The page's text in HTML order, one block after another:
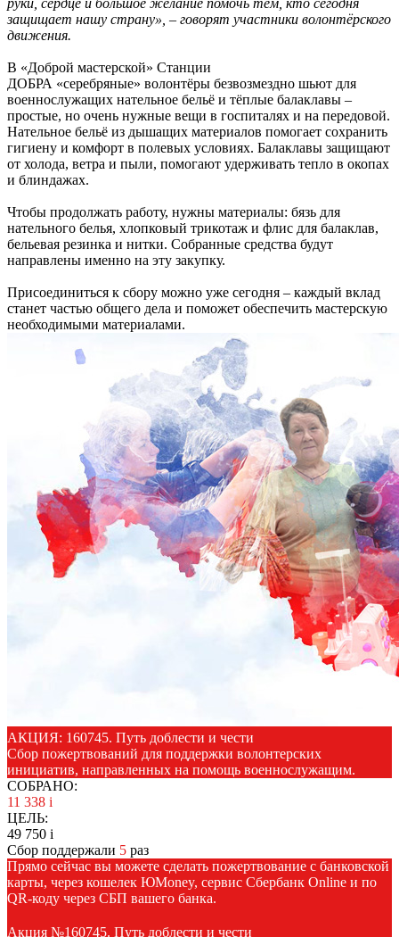
руки, сердце и большое желание помочь тем, кто сегодня
защищает нашу страну», – говорят участники волонтёрского
движения.
В «Доброй мастерской» Станции
ДОБРА «серебряные» волонтёры безвозмездно шьют для
военнослужащих нательное бельё и тёплые балаклавы –
простые, но очень нужные вещи в госпиталях и на передовой.
Нательное бельё из дышащих материалов помогает сохранить
гигиену и комфорт в полевых условиях. Балаклавы защищают
от холода, ветра и пыли, помогают удерживать тепло в окопах
и блиндажах.
Чтобы продолжать работу, нужны материалы: бязь для
нательного белья, хлопковый трикотаж и флис для балаклав,
бельевая резинка и нитки. Собранные средства будут
направлены именно на эту закупку.
Присоединиться к сбору можно уже сегодня – каждый вклад
станет частью общего дела и поможет обеспечить мастерскую
необходимыми материалами.
АКЦИЯ: 160745. Путь доблести и чести
Сбор пожертвований для поддержки волонтерских
инициатив, направленных на помощь военнослужащим.
СОБРАНО:
11 338 i
ЦЕЛЬ:
49 750 i
Сбор поддержали 5 раз
Прямо сейчас вы можете сделать пожертвование с банковской
карты, через кошелек ЮMoney, сервис Сбербанк Online и по
QR-коду через СБП вашего банка.
Акция №160745. Путь доблести и чести